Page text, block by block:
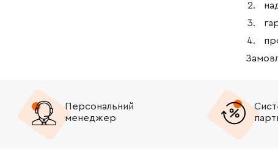
Персональний
менеджер